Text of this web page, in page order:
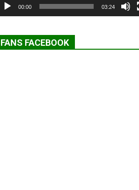
00:00 03:24
FANS FACEBOOK